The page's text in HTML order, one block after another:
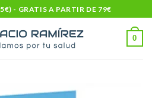
- GRATIS A PARTIR DE 79€
0